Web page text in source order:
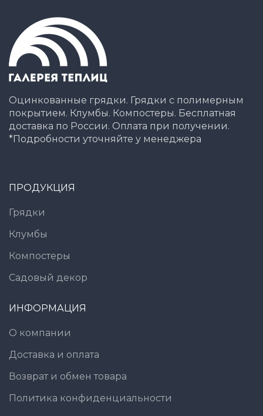
Оцинкованные грядки. Грядки с полимерным
покрытием. Клумбы. Компостеры. Бесплатная
доставка по России. Оплата при получении.
*Подробности уточняйте у менеджера
ПРОДУКЦИЯ
Грядки
Клумбы
Компостеры
Садовый декор
ИНФОРМАЦИЯ
О компании
Доставка и оплата
Возврат и обмен товара
Политика конфиденциальности